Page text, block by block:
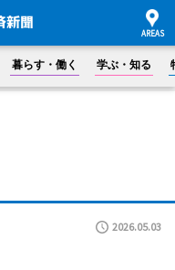
暮らす・働く 学ぶ・知る
2026.05.03